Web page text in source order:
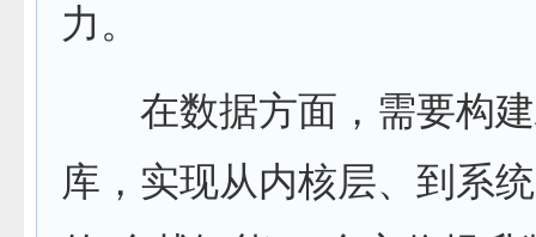
力。
在数据方面，需要构建
库，实现从内核层、到系